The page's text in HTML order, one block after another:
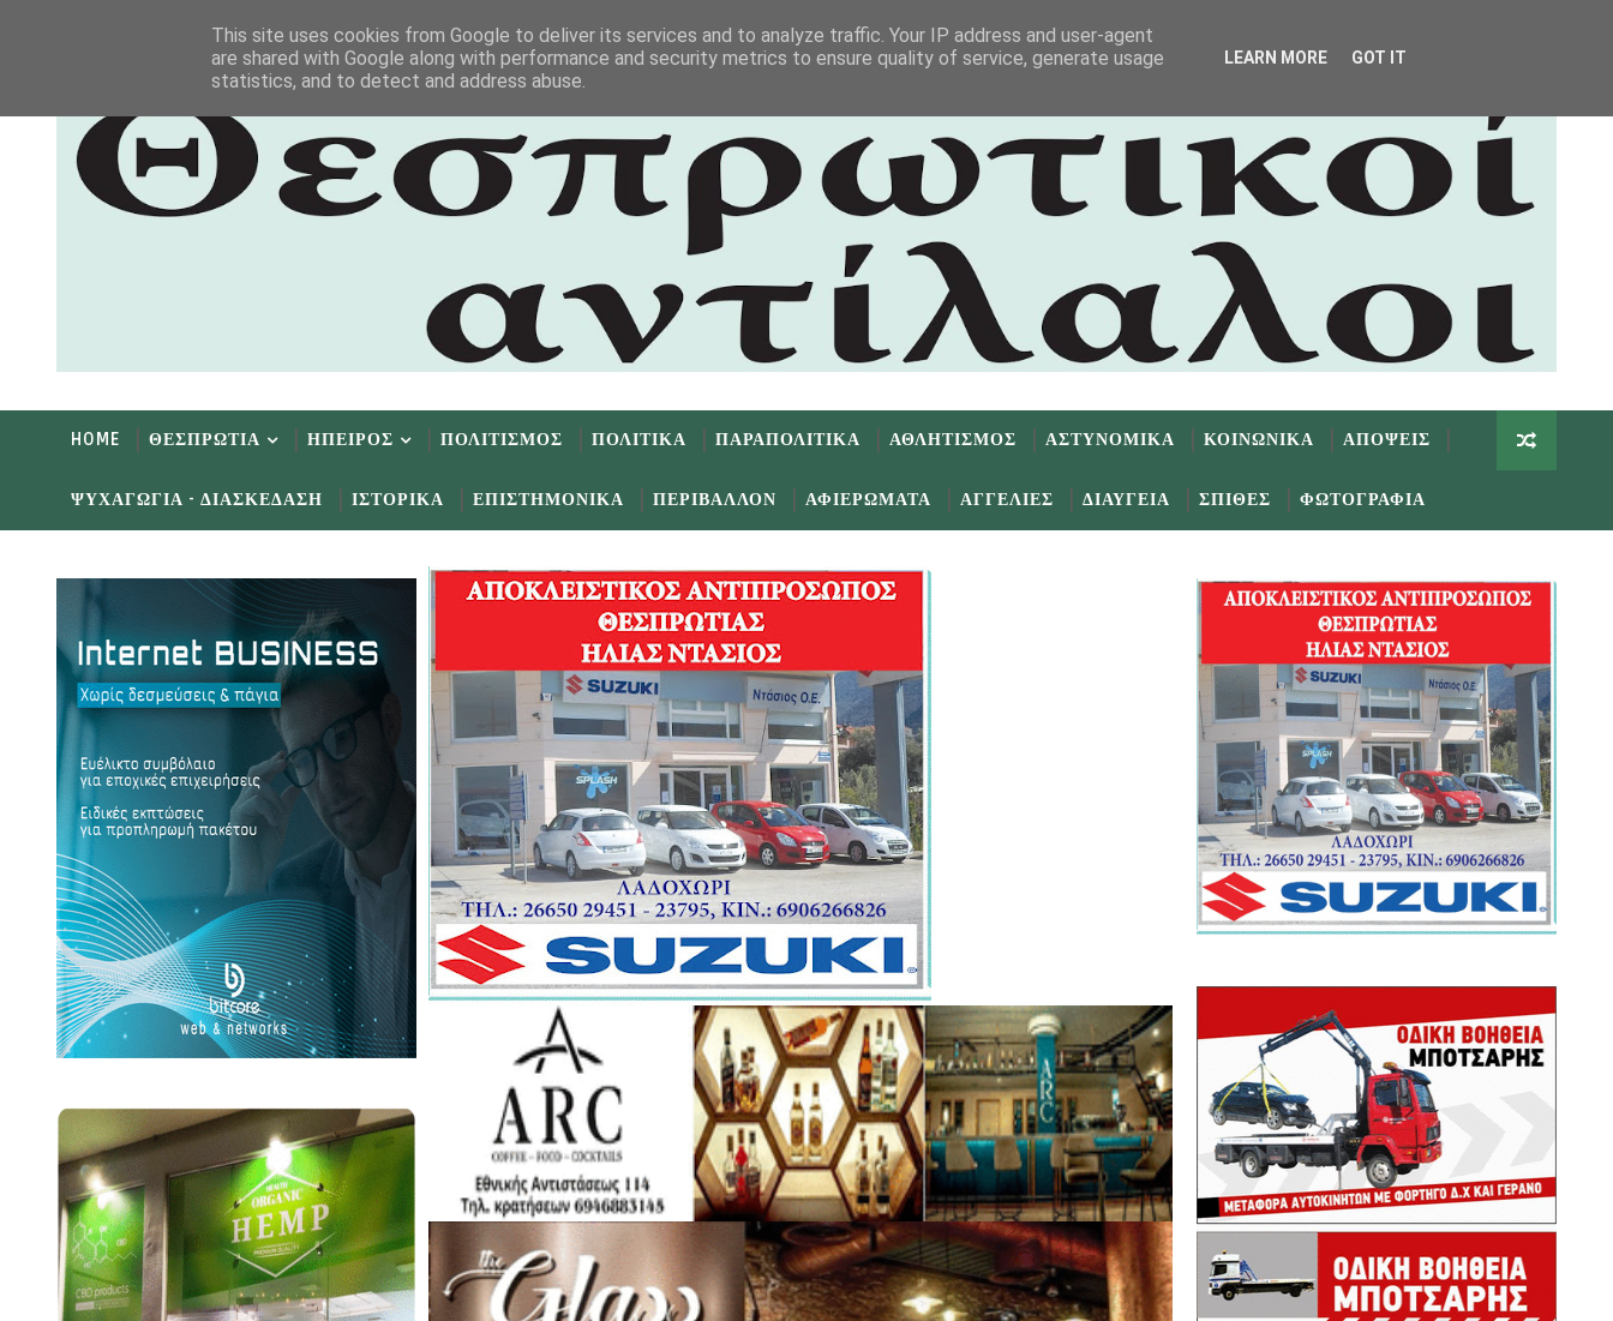
HOME ΘΕΣΠΡΩΤΙΑ ΗΠΕΙΡΟΣ ΠΟΛΙΤΙΣΜΟΣ ΠΟΛΙΤΙΚΑ ΠΑΡΑΠΟΛΙΤΙΚΑ ΑΘΛΗΤΙΣΜΟΣ ΑΣΤΥΝΟΜΙΚΑ ΚΟΙΝΩΝΙΚΑ ΑΠΟΨΕΙΣ
ΨΥΧΑΓΩΓΙΑ - ΔΙΑΣΚΕΔΑΣΗ ΙΣΤΟΡΙΚΑ ΕΠΙΣΤΗΜΟΝΙΚΑ ΠΕΡΙΒΑΛΛΟΝ ΑΦΙΕΡΩΜΑΤΑ ΑΓΓΕΛΙΕΣ ΔΙΑΥΓΕΙΑ ΣΠΙΘΕΣ ΦΩΤΟΓΡΑΦΙΑ
This site uses cookies from Google to deliver its services and to analyze traffic. Your IP address and user-agent
are shared with Google along with performance and security metrics to ensure quality of service, generate usage
statistics, and to detect and address abuse.
LEARN MORE GOT IT